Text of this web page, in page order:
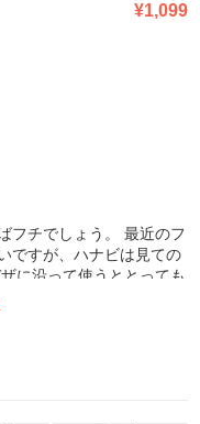
¥1,099
フチでしょう。 最近のフ
ですが、ハナビは見ての
に沿って使うととっても